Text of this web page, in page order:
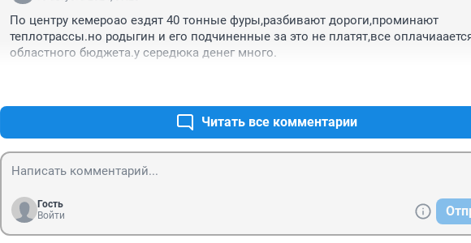
По центру кемероао ездят 40 тонные фуры,разбивают дороги,проминают
теплотрассы.но родыгин и его подчиненные за это не платят,все
областного бюджета.у середюка денег много.
Читать все комментарии
Гость
Войти